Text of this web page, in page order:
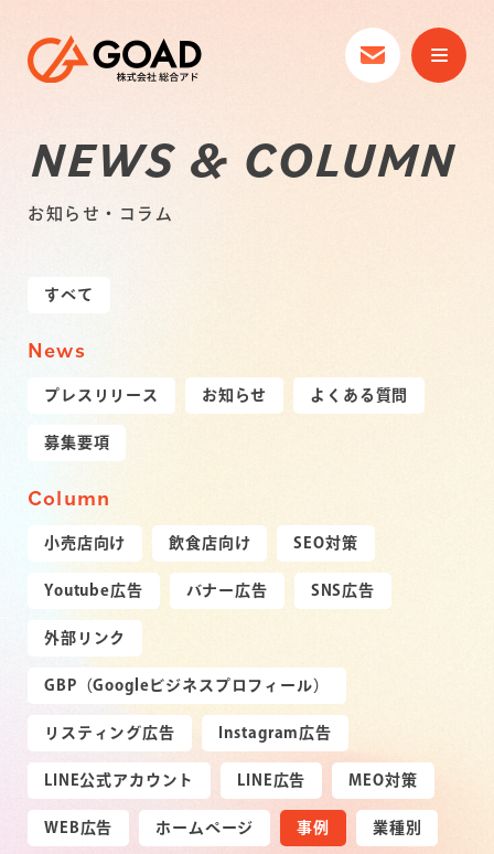
NEWS & COLUMN
お知らせ・コラム
すべて
News
プレスリリース お知らせ よくある質問
募集要項
Column
小売店向け 飲食店向け SEO対策
Youtube広告 バナー広告 SNS広告
外部リンク
GBP（Googleビジネスプロフィール）
リスティング広告 Instagram広告
LINE公式アカウント LINE広告 MEO対策
WEB広告 ホームページ 事例 業種別